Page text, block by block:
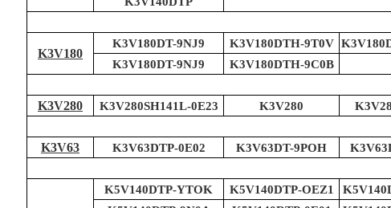
K3V180
K3V180DT-9NJ9 K3V180DTH-9T0V
K3V180DT-9NJ9
K3V180DTH-9C0B
K3V280 K3V280SH141L-0E23 K3V280
K3V63 K3V63DTP-0E02 K3V63DT-9POH
K5V140DTP-YTOK K5V140DTP-OEZ1